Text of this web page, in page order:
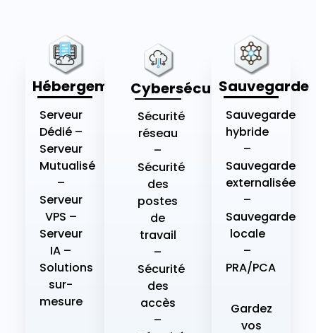
Hébergement
Serveur
Dédié –
Serveur
Mutualisé
–
Serveur
VPS –
Serveur
IA –
Solutions
sur-
mesure
Cybersécurité
Sécurité
réseau
–
Sécurité
des
postes
de
travail
–
Sécurité
des
accès
–
Sauvegarde
Sauvegarde
hybride
–
Sauvegarde
externalisée
–
Sauvegarde
locale
–
PRA/PCA
Gardez
vos